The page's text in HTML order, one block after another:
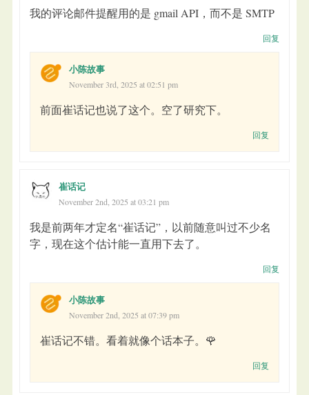
我的评论邮件提醒用的是 gmail API，而不是 SMTP
回复
小陈故事
November 3rd, 2025 at 02:51 pm
前面崔话记也说了这个。空了研究下。
回复
崔话记
November 2nd, 2025 at 03:21 pm
我是前两年才定名“崔话记”，以前随意叫过不少名
字，现在这个估计能一直用下去了。
回复
小陈故事
November 2nd, 2025 at 07:39 pm
崔话记不错。看着就像个话本子。🌹
回复